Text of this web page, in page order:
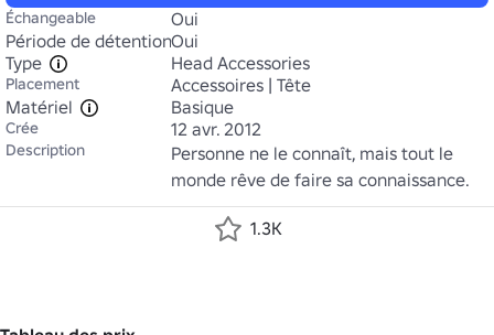
Échangeable
Oui
Période de détentionOui
Type
Head Accessories
Placement
Accessoires | Tête
Matériel
Basique
Crée 12 avr. 2012
Description
Personne ne le connaît, mais tout le
monde rêve de faire sa connaissance.
1.3K